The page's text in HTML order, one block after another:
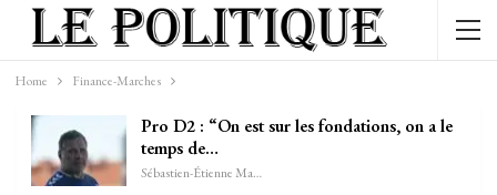
Home Finance-Marches
Pro D2 : “On est sur les fondations, on a le
temps de…
Sébastien-Étienne Marechal